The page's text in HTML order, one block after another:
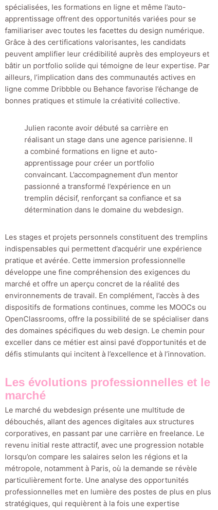
spécialisées, les formations en ligne et même l’auto-
apprentissage offrent des opportunités variées pour se
familiariser avec toutes les facettes du design numérique.
Grâce à des certifications valorisantes, les candidats
peuvent amplifier leur crédibilité auprès des employeurs et
bâtir un portfolio solide qui témoigne de leur expertise. Par
ailleurs, l’implication dans des communautés actives en
ligne comme Dribbble ou Behance favorise l’échange de
bonnes pratiques et stimule la créativité collective.
Julien raconte avoir débuté sa carrière en
réalisant un stage dans une agence parisienne. Il
a combiné formations en ligne et auto-
apprentissage pour créer un portfolio
convaincant. L’accompagnement d’un mentor
passionné a transformé l’expérience en un
tremplin décisif, renforçant sa confiance et sa
détermination dans le domaine du webdesign.
Les stages et projets personnels constituent des tremplins
indispensables qui permettent d’acquérir une expérience
pratique et avérée. Cette immersion professionnelle
développe une fine compréhension des exigences du
marché et offre un aperçu concret de la réalité des
environnements de travail. En complément, l’accès à des
dispositifs de formations continues, comme les MOOCs ou
OpenClassrooms, offre la possibilité de se spécialiser dans
des domaines spécifiques du web design. Le chemin pour
exceller dans ce métier est ainsi pavé d’opportunités et de
défis stimulants qui incitent à l’excellence et à l’innovation.
Les évolutions professionnelles et le
marché
Le marché du webdesign présente une multitude de
débouchés, allant des agences digitales aux structures
corporatives, en passant par une carrière en freelance. Le
revenu initial reste attractif, avec une progression notable
lorsqu’on compare les salaires selon les régions et la
métropole, notamment à Paris, où la demande se révèle
particulièrement forte. Une analyse des opportunités
professionnelles met en lumière des postes de plus en plus
stratégiques, qui requièrent à la fois une expertise